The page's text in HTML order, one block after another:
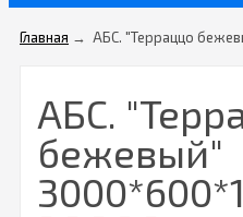
Главная → АБС. "Терраццо
АБС.
бежевый"